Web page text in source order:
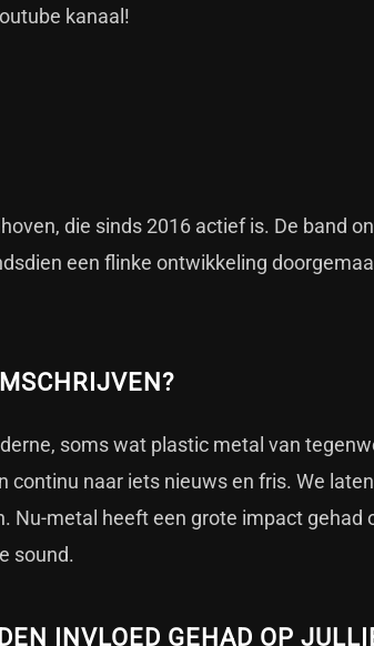
kanaal!
die sinds 2016 actief is. De band
een flinke ontwikkeling
soms wat plastic metal van
naar iets nieuws en fris. We
Nu-metal heeft een grote impact gehad
sound.
INVLOED GEHAD OP